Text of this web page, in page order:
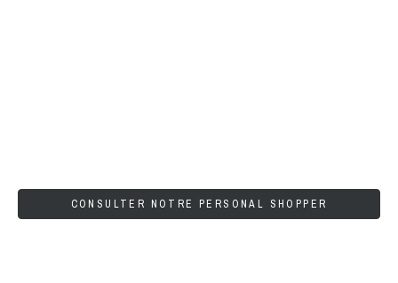
CONSULTER NOTRE PERSONAL SHOPPER